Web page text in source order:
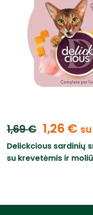
1,69€ 1,26 € su
Delickcious sardinių
su krevetėmis ir